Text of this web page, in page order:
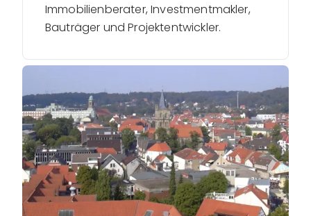
Immobilienberater, Investmentmakler,
Bauträger und Projektentwickler.